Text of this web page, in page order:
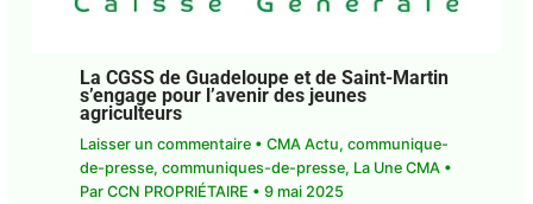
La CGSS de Guadeloupe et de Saint-
Martin s’engage pour l’avenir des jeunes
agriculteurs
Laisser un commentaire • CMA Actu,
communique-de-presse,communiques-de-
presse,La Une CMA• ParCCN PROPRIÉTAIRE